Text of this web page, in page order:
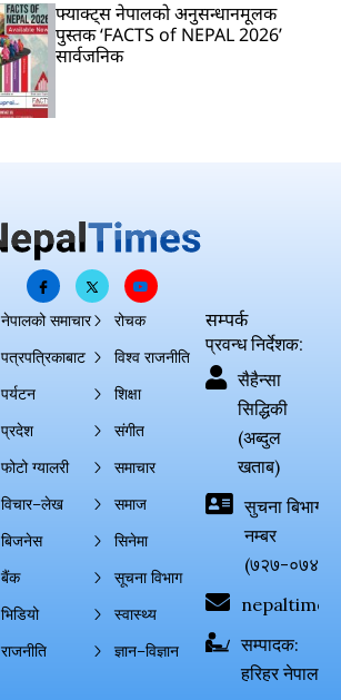
फ्याक्ट्स नेपालको अनुसन्धानमूलक
पुस्तक ‘FACTS of NEPAL 2026’
सार्वजनिक
नेपालको समाचार
पत्रपत्रिकाबाट
पर्यटन
प्रदेश
फोटो ग्यालरी
विचार–लेख
बिजनेस
बैंक
भिडियो
राजनीति
रोचक
विश्व राजनीति
शिक्षा
संगीत
समाचार
समाज
सिनेमा
सूचना विभाग
स्वास्थ्य
ज्ञान–विज्ञान
सम्पर्क
प्रवन्ध निर्देशक:
सैहैन्सा
सिद्धिकी
(अब्दुल
खताब)
सुचना बिभाग
नम्बर
(७२७-०७४-
सम्पादक:
हरिहर नेपाल